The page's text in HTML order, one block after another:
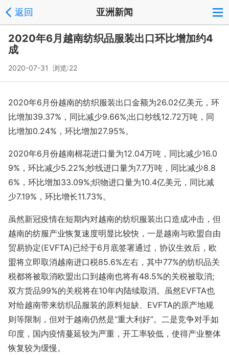
返回 亚洲新闻
2020年6月越南纺织品服装出口环比增加约4
成
2020-07-31 浏览:22
2020年6月份越南的纺织服装出口金额为26.02亿美元，环
比增加39.37%，同比减少9.66%;出口纱线12.72万吨，同
比增加0.24%，环比增加27.95%。
2020年6月份越南棉花进口量为12.04万吨，同比减少16.0
9%，环比减少5.22%;纱线进口量为7.7万吨，同比减少8.8
6%，环比增加33.09%;织物进口量为10.4亿美元，同比减
少7.19%，环比增长11.73%。
虽然新冠疫情在短期内对越南的纺织服装出口造成冲击，但
越南的纺服产业恢复速度明显比较快，一是越南与欧盟自由
贸易协定(EVFTA)已经于6月底签署通过，协议生效后，欧
盟将立即取消越南进口税85.6%左右，其中77%的纺织品关
税都将被取消欧盟出口到越南也将有48.5%的关税被取消;
双方货品99%的关税将在10年内陆续取消。虽然EVFTA也
对给越南带来纺织品服装的原料短缺、EVFTA的原产地规
则等限制，但对于越南仍然是“重大利好”。二是竞争对手如
印度，国内疫情蔓延较为严重，开工率较低，使得产业整体
恢复较为缓慢。